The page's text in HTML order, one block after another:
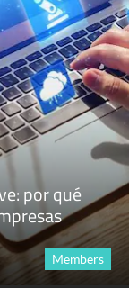
por qué
Members